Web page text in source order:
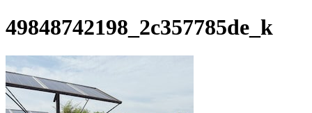
49848742198_2c357785de_k